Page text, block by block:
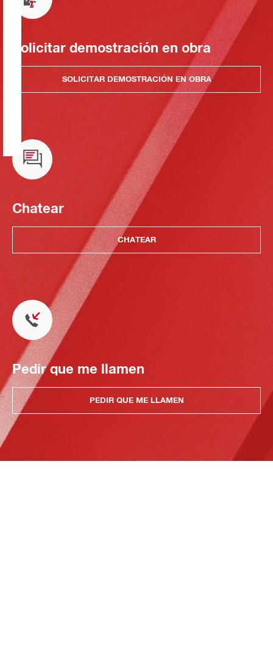
Solicitar demostración en obra
SOLICITAR DEMOSTRACIÓN EN OBRA
Chatear
CHATEAR
Pedir que me llamen
PEDIR QUE ME LLAMEN